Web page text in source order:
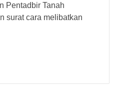
Pentadbir Tanah
surat cara melibatkan